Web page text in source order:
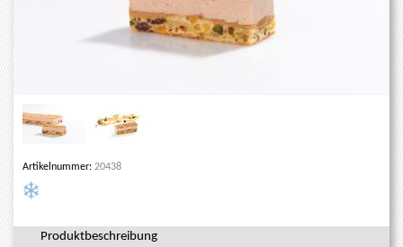
Artikelnummer: 20438
Produktbeschreibung